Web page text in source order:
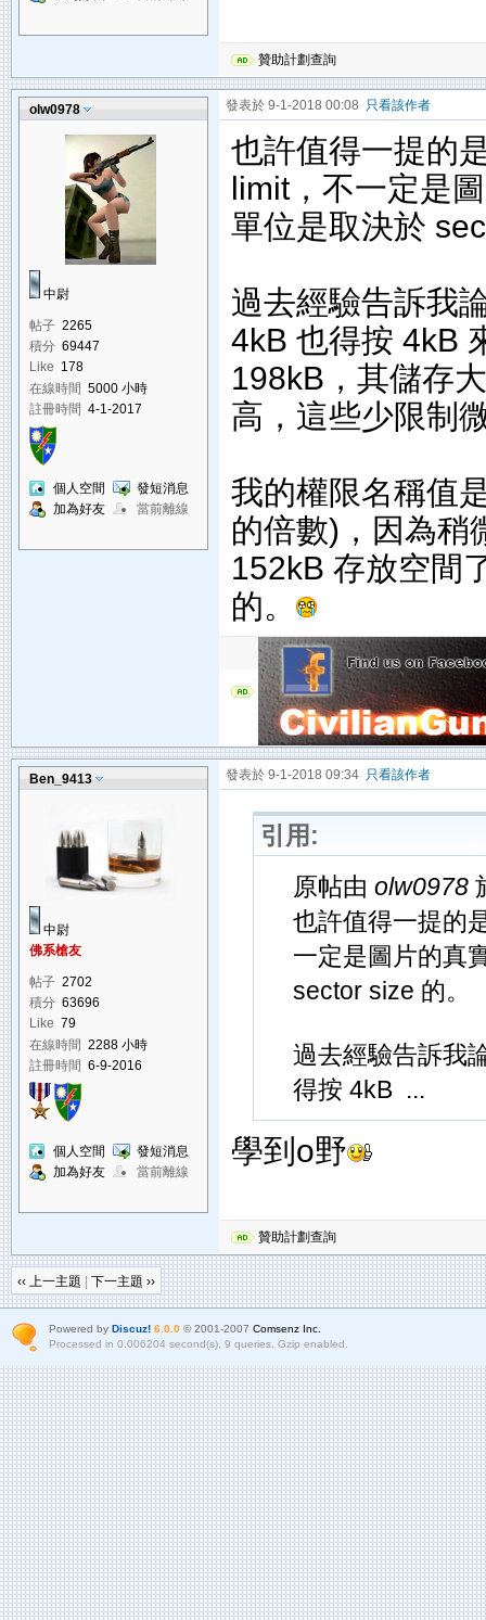
贊助計劃查詢
olw0978
中尉
帖子 2265
積分 69447
Like 178
在線時間 5000 小時
註冊時間 4-1-2017
個人空間
發短消息
加為好友
當前離線
發表於 9-1-2018 00:08 只看該作者
也許值得一提的
limit，不一定是
單位是取決於
過去經驗告訴我
4kB 也得按 4kB
198kB，其儲存
高，這些少限制
我的權限名稱值
的倍數)，因為稍
152kB 存放空間
的。
Ben_9413
中尉
佛系槍友
帖子 2702
積分 63696
Like 79
在線時間 2288 小時
註冊時間 6-9-2016
個人空間
發短消息
加為好友
當前離線
發表於 9-1-2018 09:34 只看該作者
引用:
原帖由 olw0978
也許值得一提的
一定是圖片的真
sector size 的。
過去經驗告訴我
得按 4kB ...
學到o野
贊助計劃查詢
‹‹ 上一主題 下一主題 ››
Powered by Discuz! 6.0.0© 2001-2007 Comsenz Inc.
Processed in 0.006204 second(s), 9 queries, Gzip enabled.